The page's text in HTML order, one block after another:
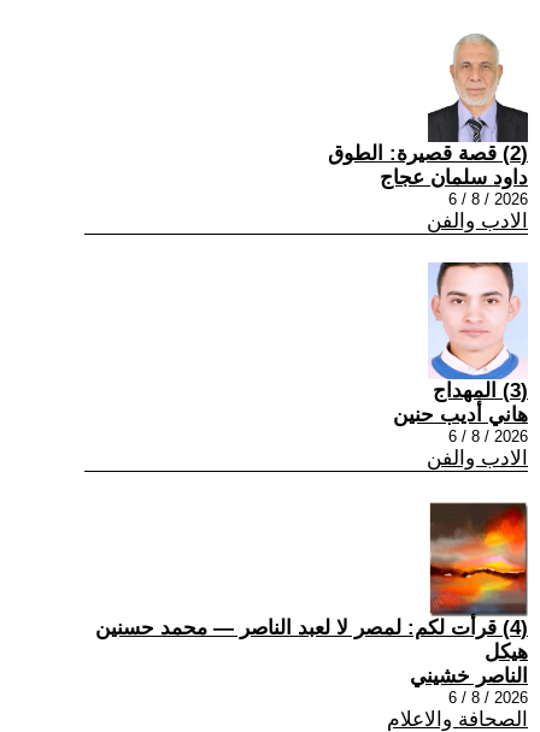
(2) قصة قصيرة: الطوق
داود سلمان عجاج
2026 / 8 / 6
الادب والفن
(3) المهداج
هاني أديب حنين
2026 / 8 / 6
الادب والفن
(4) قرأت لكم: لمصر لا لعبد الناصر — محمد حسنين
هيكل
الناصر خشيني
2026 / 8 / 6
الصحافة والاعلام